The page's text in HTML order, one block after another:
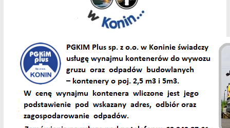
Zapatrzeni
w
Konin
wiadomości,